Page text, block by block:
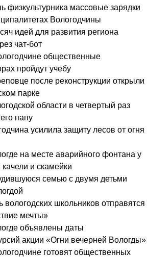
физкультурника массовые зарядки
Вологодчины
идей для развития региона
чат-бот
общественные
пройдут учебу
после реконструкции открыли
парке
области в четвертый раз
папу
усилила защиту лесов от огня
на месте аварийного фонтана у
и скамейки
семью с двумя детьми
вологодских школьников отправятся
мечты»
объявлены даты
акции «Огни вечерней Вологды»
готовят общественных